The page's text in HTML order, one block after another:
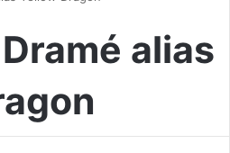
alias